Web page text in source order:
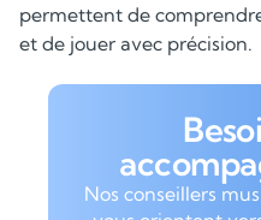
permettent de
et de jouer avec précision.
Nos conseillers